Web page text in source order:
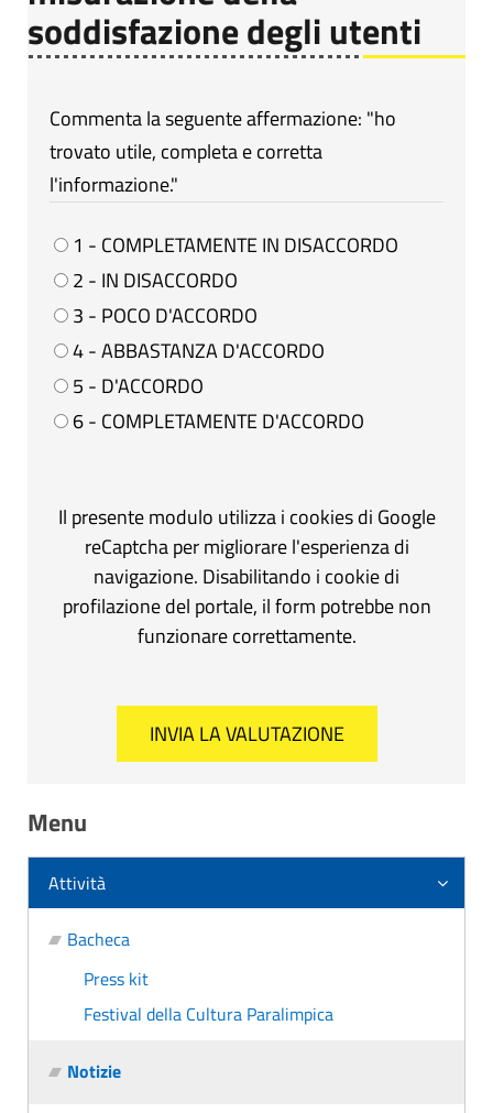
soddisfazione degli utenti
Commenta la seguente affermazione: "ho
trovato utile, completa e corretta
l'informazione."
1 - COMPLETAMENTE IN DISACCORDO
2 - IN DISACCORDO
3 - POCO D'ACCORDO
4 - ABBASTANZA D'ACCORDO
5 - D'ACCORDO
6 - COMPLETAMENTE D'ACCORDO
Il presente modulo utilizza i cookies di Google
reCaptcha per migliorare l'esperienza di
navigazione. Disabilitando i cookie di
profilazione del portale, il form potrebbe non
funzionare correttamente.
Menu
Attività
Bacheca
Press kit
Festival della Cultura Paralimpica
Notizie